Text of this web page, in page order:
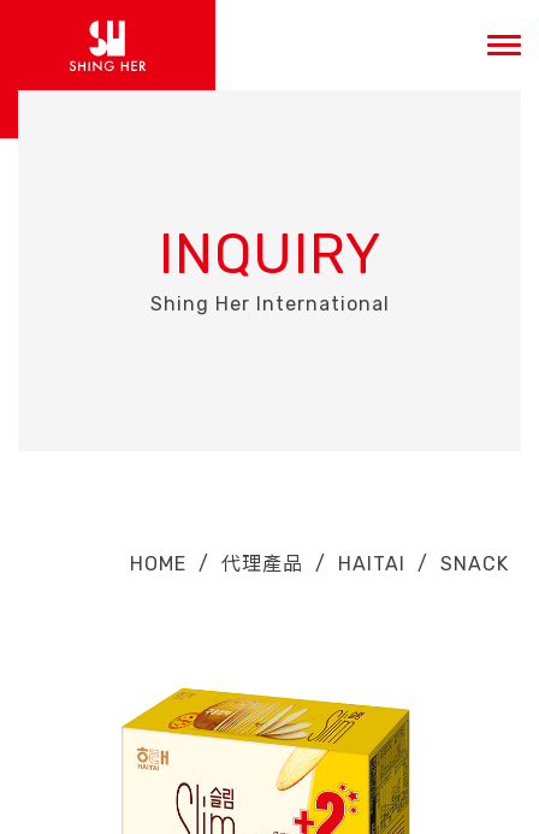
INQUIRY
Shing Her International
HOME / 代理產品 / HAITAI / SNACK